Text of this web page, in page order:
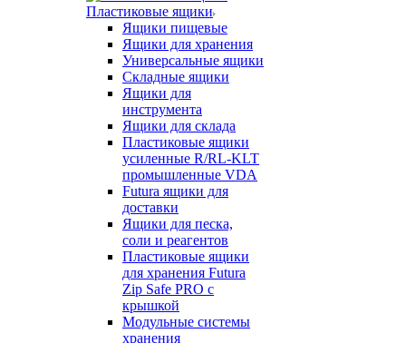
Пластиковые ящики
Ящики пищевые
Ящики для хранения
Универсальные ящики
Складные ящики
Ящики для
инструмента
Ящики для склада
Пластиковые ящики
усиленные R/RL-KLT
промышленные VDA
Futura ящики для
доставки
Ящики для песка,
соли и реагентов
Пластиковые ящики
для хранения Futura
Zip Safe PRO с
крышкой
Модульные системы
хранения